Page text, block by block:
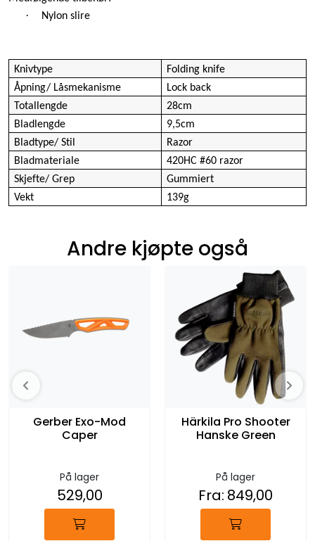
· Nylon slire
Knivtype
Folding knife
Åpning/ Låsmekanisme
Lock back
Totallengde
28cm
Bladlengde
9,5cm
Bladtype/ Stil
Razor
Bladmateriale
420HC #60 razor
Skjefte/ Grep
Gummiert
Vekt
139g
Andre kjøpte også
Gerber Exo-Mod
Caper
På lager
529,00
Härkila Pro Shooter
Hanske Green
På lager
Fra: 849,00